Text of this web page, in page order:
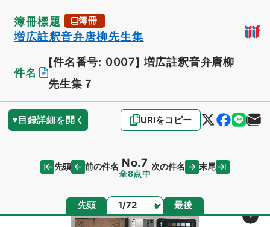
簿冊標題 簿冊
増広註釈音弁唐柳先生集
件名
[件名番号: 0007] 増広註釈音弁唐柳
先生集７
目録詳細を開く URIをコピー
先頭 前の件名 No.7
全8点中
次の件名 末尾
先頭 ページ 最後